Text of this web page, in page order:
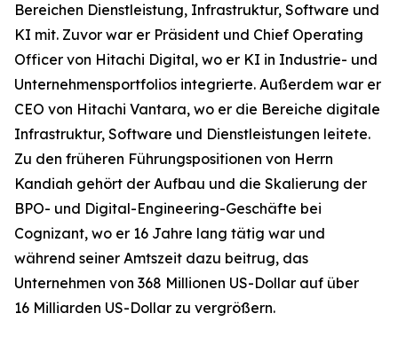
Bereichen Dienstleistung, Infrastruktur, Software und
KI mit. Zuvor war er Präsident und Chief Operating
Officer von Hitachi Digital, wo er KI in Industrie- und
Unternehmensportfolios integrierte. Außerdem war er
CEO von Hitachi Vantara, wo er die Bereiche digitale
Infrastruktur, Software und Dienstleistungen leitete.
Zu den früheren Führungspositionen von Herrn
Kandiah gehört der Aufbau und die Skalierung der
BPO- und Digital-Engineering-Geschäfte bei
Cognizant, wo er 16 Jahre lang tätig war und
während seiner Amtszeit dazu beitrug, das
Unternehmen von 368 Millionen US-Dollar auf über
16 Milliarden US-Dollar zu vergrößern.